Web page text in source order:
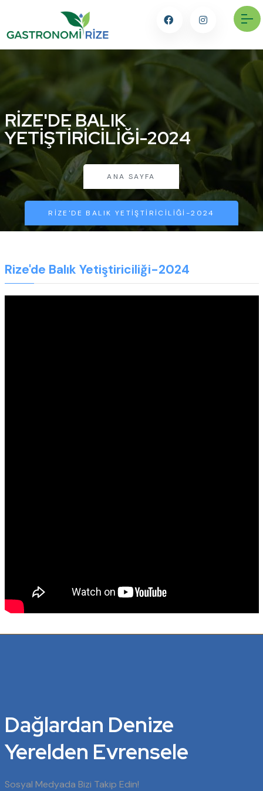
RIZE'DE BALIK
YETIŞTIRICILIĞI-2024
ANA SAYFA
RIZE'DE BALIK YETIŞTIRICILIĞI-2024
Rize'de Balık Yetiştiriciliği-2024
Dağlardan Denize
Yerelden Evrensele
Sosyal Medyada Bizi Takip Edin!